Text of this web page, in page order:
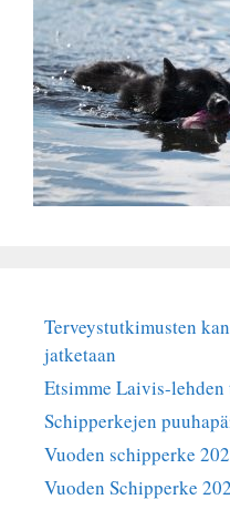
Terveystutkimusten
jatketaan
Etsimme Laivis-
Schipperkejen
Vuoden schipperke
Vuoden Schipperke